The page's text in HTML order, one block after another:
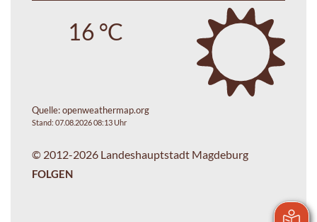
16 °C
Quelle:openweathermap.org
Stand: 07.08.2026 08:13 Uhr
© 2012-2026 Landeshauptstadt Magdeburg
FOLGEN